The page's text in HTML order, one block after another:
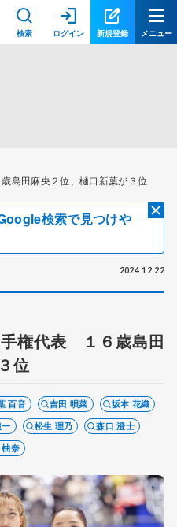
検索 ログイン 新規登録 メニュー
島田麻央２位、樋口新葉が３位
検索で見つけや
2024.12.22
権代表 １６歳島田
位
百音 吉田 唄菜
坂本 花織
松生 理乃
森口 澄士
奈